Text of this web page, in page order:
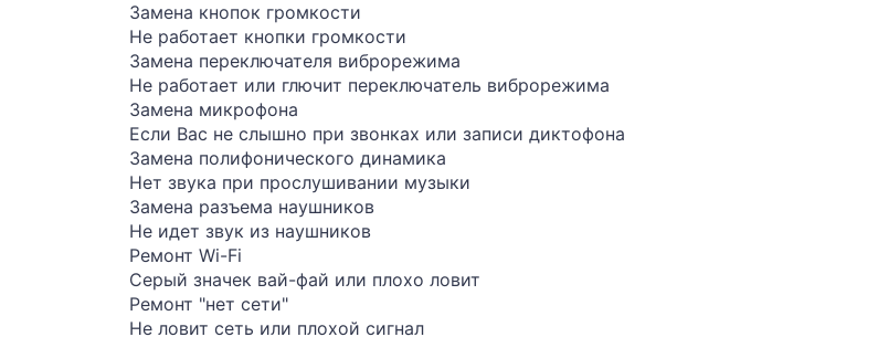
Замена кнопок громкости
Не работает кнопки громкости
Замена переключателя виброрежима
Не работает или глючит переключатель виброрежима
Замена микрофона
Если Вас не слышно при звонках или записи диктофона
Замена полифонического динамика
Нет звука при прослушивании музыки
Замена разъема наушников
Не идет звук из наушников
Ремонт Wi-Fi
Серый значек вай-фай или плохо ловит
Ремонт "нет сети"
Не ловит сеть или плохой сигнал